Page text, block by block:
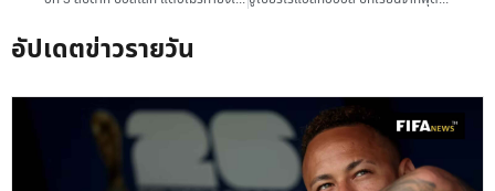
อัปเดตข่าวรายวัน